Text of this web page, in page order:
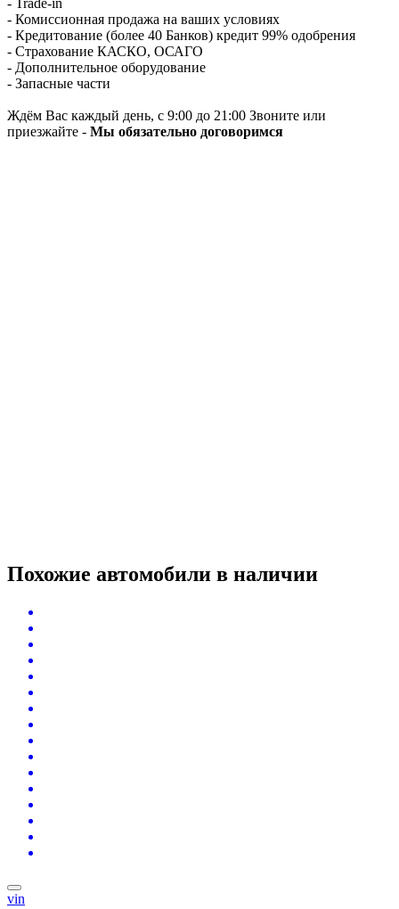
- Комиссионная продажа на ваших условиях
- Кредитование (более 40 Банков) кредит 99% одобрения
- Страхование КАСКО, ОСАГО
- Дополнительное оборудование
- Запасные части
Ждём Вас каждый день, с 9:00 до 21:00 Звоните или
приезжайте - Мы обязательно договоримся
Похожие автомобили в наличии
vin